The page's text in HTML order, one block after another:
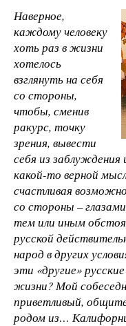
Наверное,
каждому человеку
хоть раз в жизни
хотелось
взглянуть на себя
со стороны,
чтобы, сменив
ракурс, точку
зрения, вывести
себя из
какой-то верной
счастливая
со стороны –
тем или иным
русской
народ в других
эти «другие»
жизни? Мой
приветливый,
родом из…